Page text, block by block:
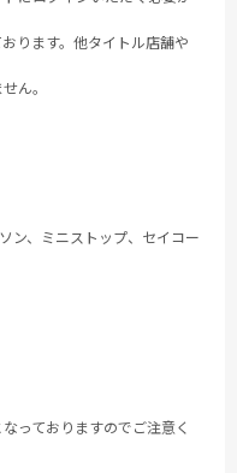
ります。他タイトル店舗や
ん。
ン、ミニストップ、セイコー
っておりますのでご注意く